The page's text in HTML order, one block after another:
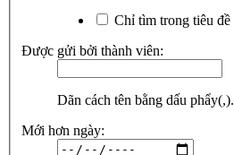
Chỉ tìm trong tiêu đề
Được gửi bởi thành viên:
Dãn cách tên bằng dấu phẩy(,).
Mới hơn ngày: